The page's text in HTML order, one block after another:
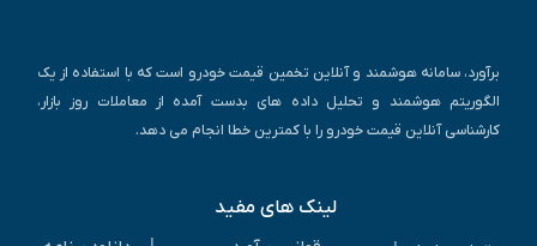
برآورد، سامانه هوشمند و آنلاین تخمین قیمت خودرو است که با استفاده از یک
الگوریتم هوشمند و تحلیل داده های بدست آمده از معاملات روز بازار،
کارشناسی آنلاین قیمت خودرو را با کمترین خطا انجام می دهد.
لینک های مفید